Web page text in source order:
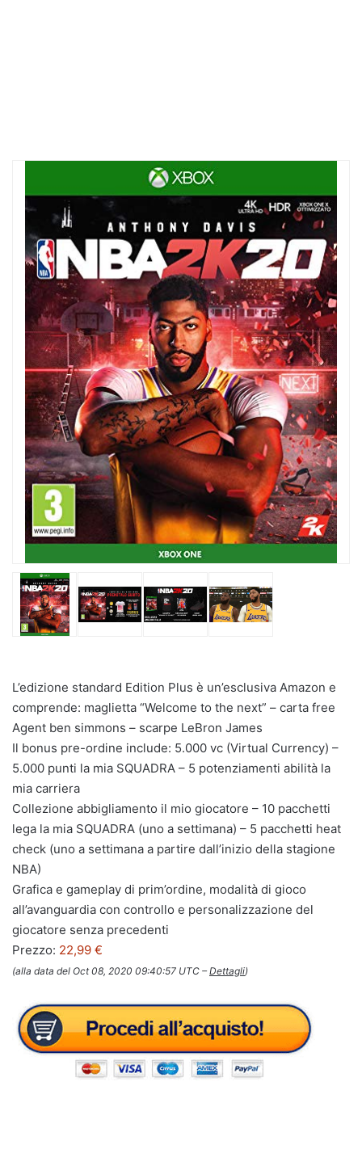
L’edizione standard Edition Plus è un’esclusiva Amazon e
comprende: maglietta “Welcome to the next” – carta free
Agent ben simmons – scarpe LeBron James
Il bonus pre-ordine include: 5.000 vc (Virtual Currency) –
5.000 punti la mia SQUADRA – 5 potenziamenti abilità la
mia carriera
Collezione abbigliamento il mio giocatore – 10 pacchetti
lega la mia SQUADRA (uno a settimana) – 5 pacchetti heat
check (uno a settimana a partire dall’inizio della stagione
NBA)
Grafica e gameplay di prim’ordine, modalità di gioco
all’avanguardia con controllo e personalizzazione del
giocatore senza precedenti
Prezzo: 22,99 €
(alla data del Oct 08, 2020 09:40:57 UTC –Dettagli)